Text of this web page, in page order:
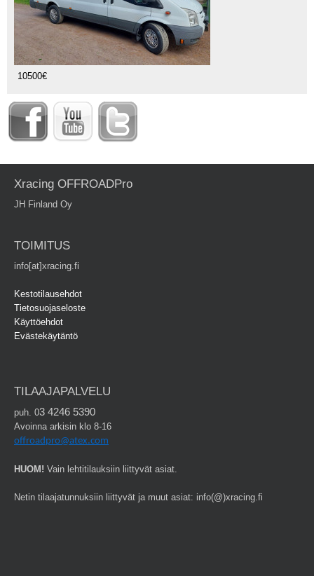
10500€
Xracing OFFROADPro
JH Finland Oy
TOIMITUS
info[at]xracing.fi
Kestotilausehdot
Tietosuojaseloste
Käyttöehdot
Evästekäytäntö
TILAAJAPALVELU
puh. 03 4246 5390
Avoinna arkisin klo 8-16
offroadpro@atex.com
HUOM! Vain lehtitilauksiin liittyvät asiat.
Netin tilaajatunnuksiin liittyvät ja muut asiat: info(@)xracing.fi